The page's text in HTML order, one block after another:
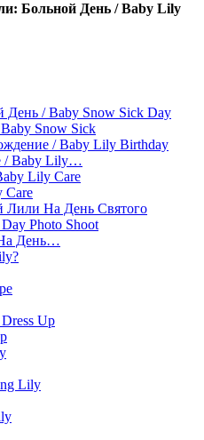
Больной День / Baby Lily
Snow Sick
/ Baby Lily…
Care
День…